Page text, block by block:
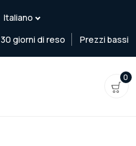
30 giorni di reso Prezzi bassi
0